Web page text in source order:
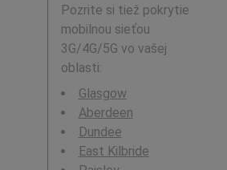
Pozrite si tiež pokrytie
mobilnou sieťou
3G/4G/5G vo vašej
oblasti:
Glasgow
Aberdeen
Dundee
East Kilbride